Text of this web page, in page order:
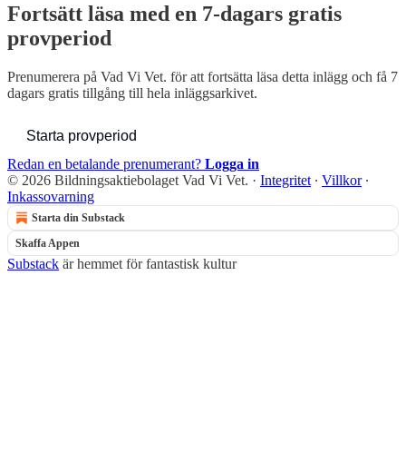
Fortsätt läsa med en 7-dagars gratis
provperiod
Prenumerera på Vad Vi Vet. för att fortsätta läsa detta inlägg och få 7
dagars gratis tillgång till hela inläggsarkivet.
Starta provperiod
Redan en betalande prenumerant? Logga in
© 2026 Bildningsaktiebolaget Vad Vi Vet. · Integritet ∙ Villkor∙
Inkassovarning
Starta din Substack
Skaffa Appen
Substack är hemmet för fantastisk kultur